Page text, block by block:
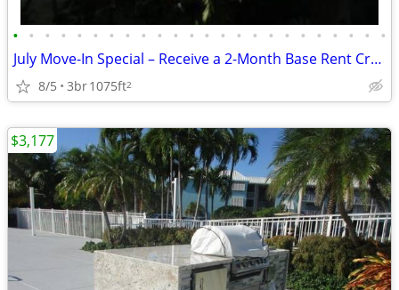
• • • • • • • • • • • • • • • • • • • • • • • •
July Move-In Special – Receive a 2-Month Base Rent Credit!
8/5 3br1075ft2
$3,177